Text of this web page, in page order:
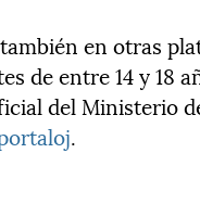
en otras
de entre 14 y 18
del Ministerio
.